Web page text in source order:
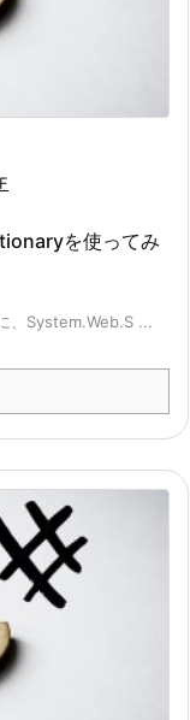
を使ってみ
、System.Web.S ...